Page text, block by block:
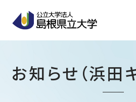
お知らせ（浜田